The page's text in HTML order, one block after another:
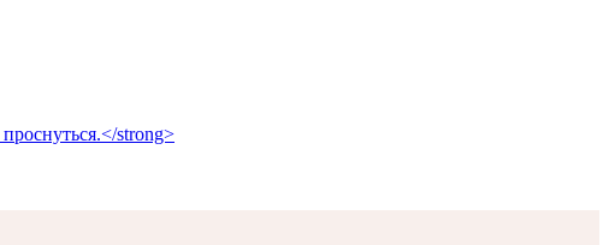
strong>